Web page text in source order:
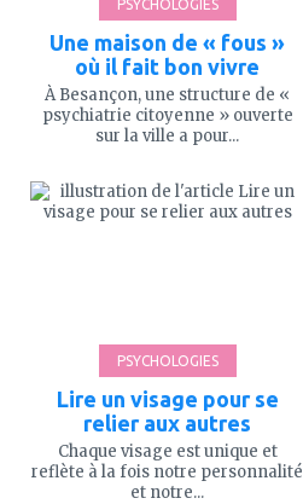
PSYCHOLOGIES
Une maison de « fous »
où il fait bon vivre
À Besançon, une structure de «
psychiatrie citoyenne » ouverte
sur la ville a pour...
à
mes
PSYCHOLOGIES
Lire un visage pour se
relier aux autres
Chaque visage est unique et
reflète à la fois notre personnalité
et notre...